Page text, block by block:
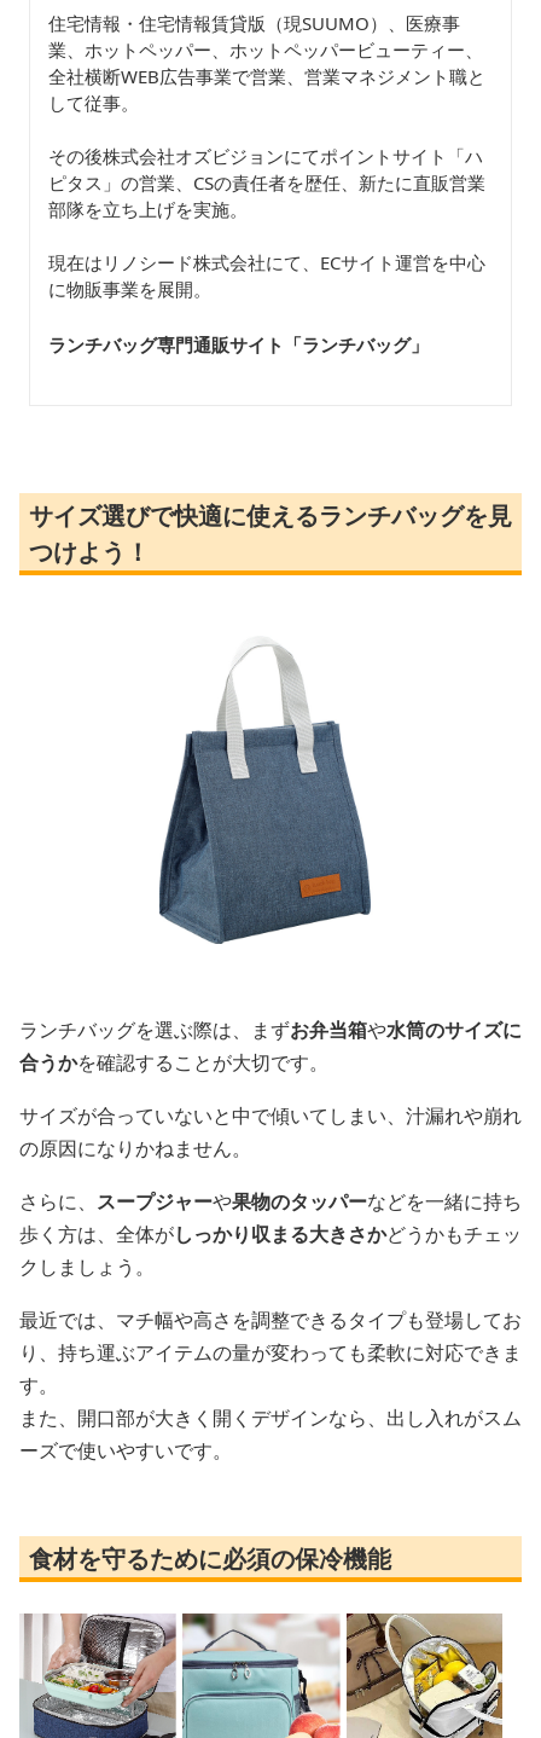
住宅情報・住宅情報賃貸版（現SUUMO）、医療事
業、ホットペッパー、ホットペッパービューティー、
全社横断WEB広告事業で営業、営業マネジメント職と
して従事。
その後株式会社オズビジョンにてポイントサイト「ハ
ピタス」の営業、CSの責任者を歴任、新たに直販営業
部隊を立ち上げを実施。
現在はリノシード株式会社にて、ECサイト運営を中心
に物販事業を展開。
ランチバッグ専門通販サイト「ランチバッグ」
サイズ選びで快適に使えるランチバッグを見
つけよう！
ランチバッグを選ぶ際は、まずお弁当箱や水筒のサイズに
合うかを確認することが大切です。
サイズが合っていないと中で傾いてしまい、汁漏れや崩れ
の原因になりかねません。
さらに、 スープジャーや果物のタッパーなどを一緒に持ち
歩く方は、全体がしっかり収まる大きさかどうかもチェッ
クしましょう。
最近では、マチ幅や高さを調整できるタイプも登場してお
り、持ち運ぶアイテムの量が変わっても柔軟に対応できま
す。
また、開口部が大きく開くデザインなら、出し入れがスム
ーズで使いやすいです。
食材を守るために必須の保冷機能